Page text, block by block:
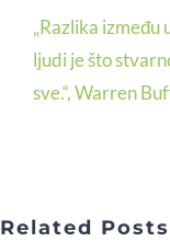
„Razlika između
ljudi je što
sve.“, Warren
Related Posts